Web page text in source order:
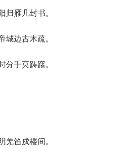
雁几封书。
边古木疏。
手莫踌躇。
笛戍楼间。